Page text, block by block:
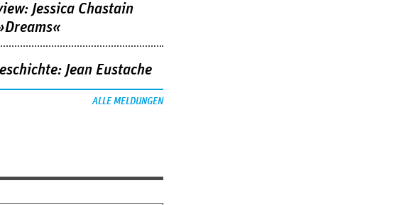
Jessica Chastain
Jean Eustache
ALLE MELDUNGEN